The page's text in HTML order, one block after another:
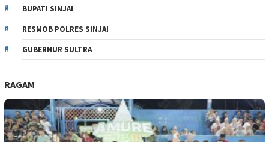
BUPATI SINJAI
RESMOB POLRES SINJAI
GUBERNUR SULTRA
RAGAM